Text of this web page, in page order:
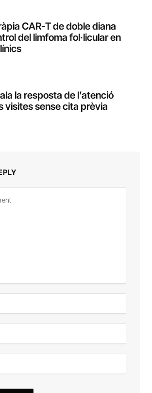
CAR-T de doble diana
del limfoma fol·licular en
la resposta de l’atenció
visites sense cita prèvia